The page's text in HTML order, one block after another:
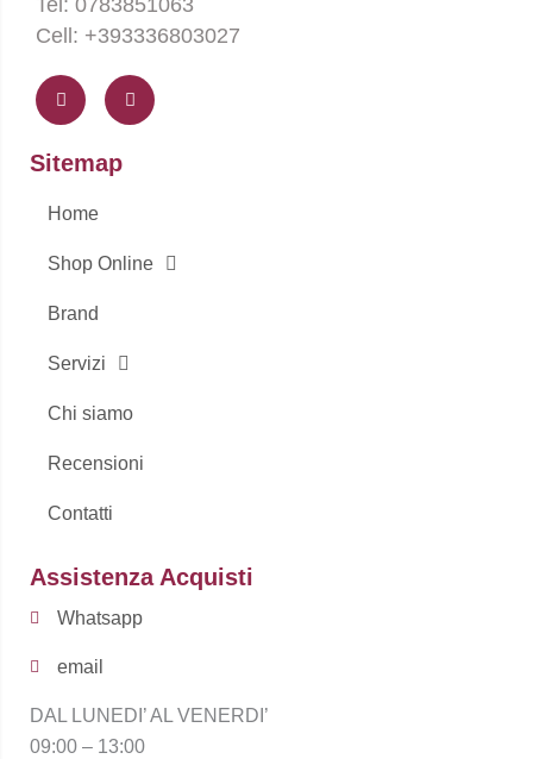
Tel: 0783851063
Cell: +393336803027
a
c
e
b
o
-
f
n
s
t
a
Sitemap
Home
Shop Online
Brand
Servizi
Chi siamo
Recensioni
Contatti
Assistenza Acquisti
Whatsapp
email
DAL LUNEDI’ AL VENERDI’
09:00 – 13:00